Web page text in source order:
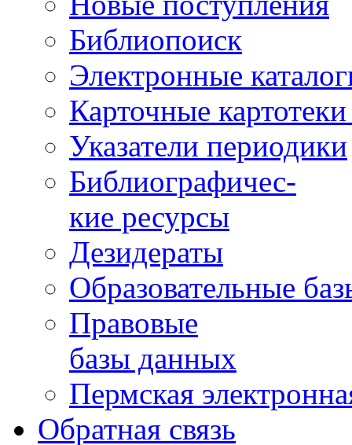
Библиопоиск
Электронные
Карточные
Указатели периодики
Библиографичес-
кие ресурсы
Дезидераты
Образовательные
Правовые
базы данных
Пермская
Обратная связь